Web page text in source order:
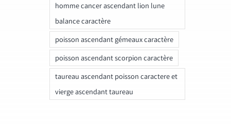
homme cancer ascendant lion lune
balance caractère
poisson ascendant gémeaux caractère
poisson ascendant scorpion caractère
taureau ascendant poisson caractere et
vierge ascendant taureau